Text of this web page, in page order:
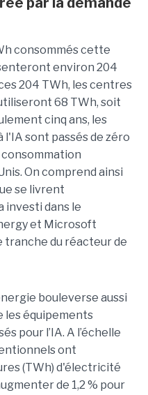
consommés cette
environ 204
204 TWh, les centres
68 TWh, soit
cinq ans, les
l'IA sont passés de zéro
On comprend ainsi
se livrent
investi dans le
et Microsoft
du réacteur de
bouleverse aussi
les équipements
pour l’IA. A l’échelle
ont
(TWh) d'électricité
de 1,2 % pour